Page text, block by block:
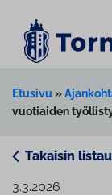
sisältöön
Etusivu »
vuotiaiden
Takaisin
3.3.2026